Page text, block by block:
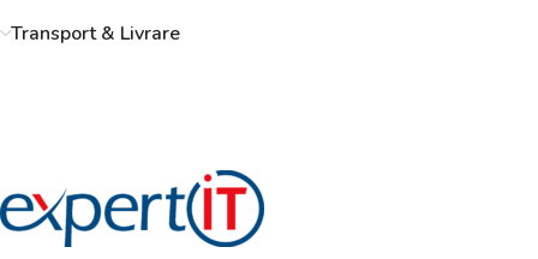
Transport & Livrare